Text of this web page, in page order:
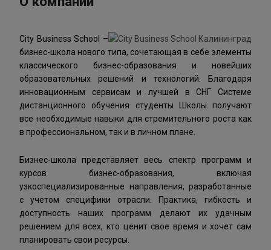
City Business School –
бизнес-школа нового типа, сочетающая в себе элементы
классического бизнес-образования и новейших
образовательных решений и технологий. Благодаря
инновационным сервисам и лучшей в СНГ Системе
дистанционного обучения студенты Школы получают
все необходимые навыки для стремительного роста как
в профессиональном, так и в личном плане.
Бизнес-школа представляет весь спектр программ и
курсов бизнес-образования, включая
узкоспециализированные направления, разработанные
с учетом специфики отрасли. Практика, гибкость и
доступность наших программ делают их удачным
решением для всех, кто ценит свое время и хочет сам
планировать свои ресурсы.